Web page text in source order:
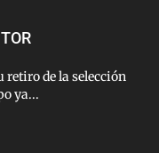
de la selección
ya...